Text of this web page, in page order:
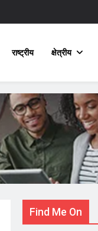
राष्ट्रीय क्षेत्रीय
Find Me On